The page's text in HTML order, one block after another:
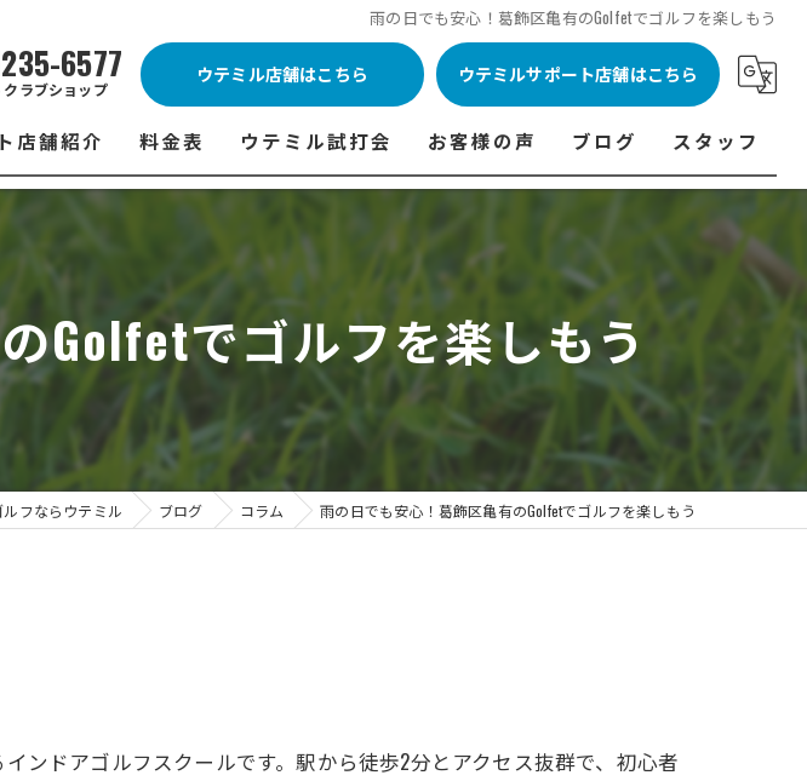
雨の日でも安心！葛飾区亀有のGolfetでゴルフを楽しもう
6577
クラブショップ
ウテミル店舗はこちら ウテミルサポート店舗はこちら
店舗紹介
ーションゴルフ Caddy
ルフクラブ(SUZU4-GOLFCLUB)
料金表
浦安駅前店 料金表
市原インドアゴルフ 料金表
ウテミルスクール高崎店 料金表
サポート店舗 料金表
シミュレーションゴルフ Caddy 料金表
ウテミル試打会
ウテミル試打会とは・・・
ウテミル試打会日程
フィッテイング・試打会 商品ラインナップ一覧
よくある質問
試打会開催受付
お客様の声
フィッテイング・試打会参加者の声
ブログ スタッフ
代表あいさつ
Golfetでゴルフを楽しもう
フならウテミル ブログ コラム 雨の日でも安心！葛飾区亀有のGolfetでゴルフを楽しもう
ンドアゴルフスクールです。駅から徒歩2分とアクセス抜群で、初心者